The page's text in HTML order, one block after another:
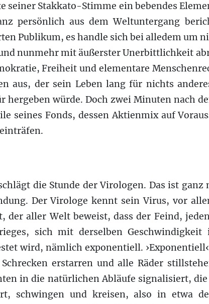
seiner Stakkato-Stimme ein bebendes
persönlich aus dem Weltuntergang
Publikum, es handle sich bei alledem um
nunmehr mit äußerster Unerbittlichkeit
Freiheit und elementare
aus, der sein Leben lang für nichts
hergeben würde. Doch zwei Minuten nach
seines Fonds, dessen Aktienmix auf
die Stunde der Virologen. Das ist
Der Virologe kennt sein Virus, vor
der aller Welt beweist, dass der Feind,
sich mit derselben Geschwindigkeit
wird, nämlich exponentiell.
erstarren und alle Räder
in die natürlichen Abläufe signalisiert,
schwingen und kreisen, also in etwa